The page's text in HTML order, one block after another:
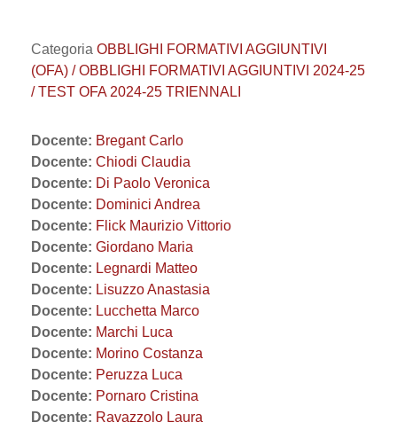
Categoria OBBLIGHI FORMATIVI AGGIUNTIVI
(OFA) / OBBLIGHI FORMATIVI AGGIUNTIVI 2024-25
/ TEST OFA 2024-25 TRIENNALI
Docente: Bregant Carlo
Docente: Chiodi Claudia
Docente: Di Paolo Veronica
Docente: Dominici Andrea
Docente: Flick Maurizio Vittorio
Docente: Giordano Maria
Docente: Legnardi Matteo
Docente: Lisuzzo Anastasia
Docente: Lucchetta Marco
Docente: Marchi Luca
Docente: Morino Costanza
Docente: Peruzza Luca
Docente: Pornaro Cristina
Docente: Ravazzolo Laura